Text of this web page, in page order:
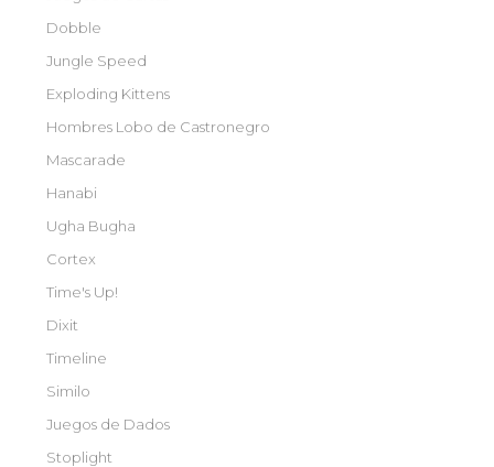
Dobble
Jungle Speed
Exploding Kittens
Hombres Lobo de Castronegro
Mascarade
Hanabi
Ugha Bugha
Cortex
Time's Up!
Dixit
Timeline
Similo
Juegos de Dados
Stoplight